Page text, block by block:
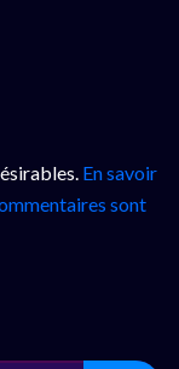
En savoir
sont